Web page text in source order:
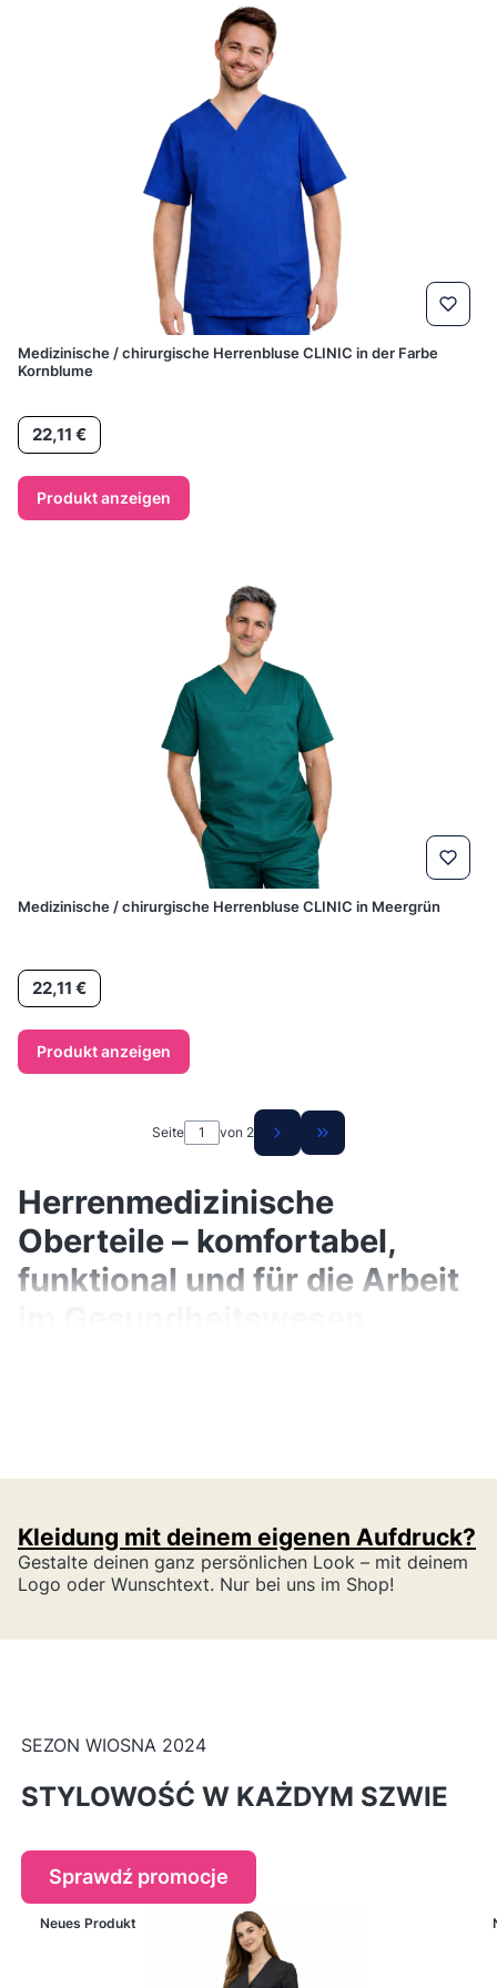
Medizinische / chirurgische Herrenbluse CLINIC in der Farbe
Kornblume
Preis
22,11 €
Produkt anzeigen
Medizinische / chirurgische Herrenbluse CLINIC in Meergrün
Preis
22,11 €
Produkt anzeigen
Seite von 2 Zur letzten
Herrenmedizinische
Oberteile – komfortabel,
funktional und für die Arbeit
Kleidung für Ärzte, Krankenschwestern,
gesamte Gesundheitspersonal. Sie zeichnen
sich durch Komfort, Langlebigkeit und einen
verschiedenen Stoffarten – von natürlicher
Baumwolle bis hin zu elastischen Mischungen
Herrenmedizinische
Oberteile über den Kopf
Kleidung mit deinem eigenen Aufdruck?
Gestalte deinen ganz persönlichen Look – mit deinem
Logo oder Wunschtext. Nur bei uns im Shop!
SEZON WIOSNA 2024
STYLOWOŚĆ W KAŻDYM SZWIE
Sprawdź promocje
Neues Produkt